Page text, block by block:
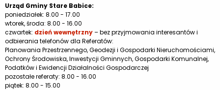
Urząd Gminy Stare Babice:
poniedziałek: 8.00 - 17.00
wtorek, środa: 8.00 - 16.00
czwartek: dzień wewnętrzny– bez przyjmowania interesantów i
odbierania telefonów dla Referatów:
Planowania Przestrzennego, Geodezji i Gospodarki Nieruchomościami,
Ochrony Środowiska, Inwestycji Gminnych, Gospodarki Komunalnej,
Podatków i Ewidencji Działalności Gospodarczej
pozostałe referaty: 8.00 - 16.00
piątek: 8.00 - 15.00